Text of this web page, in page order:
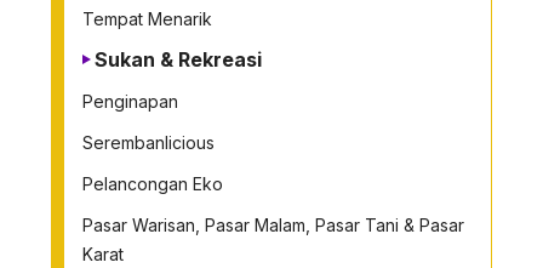
Tempat Menarik
Sukan & Rekreasi
Penginapan
Serembanlicious
Pelancongan Eko
Pasar Warisan, Pasar Malam, Pasar Tani & Pasar
Karat